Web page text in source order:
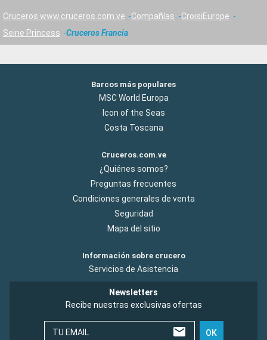
Cruceros www.cruceros.com.ve Compañías
CroisiEurope
Seine Princess
Cruceros Francia
Barcos más populares
MSC World Europa
Icon of the Seas
Costa Toscana
Cruceros.com.ve
¿Quiénes somos?
Preguntas frecuentes
Condiciones generales de venta
Seguridad
Mapa del sitio
Información sobre crucero
Servicios de Asistencia
Newsletters
Recibe nuestras exclusivas ofertas
TU EMAIL OK